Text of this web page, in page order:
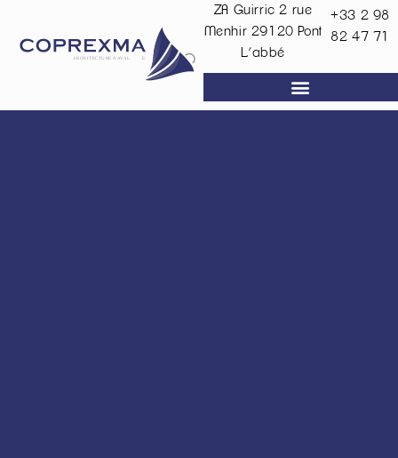
ZA Guirric 2 rue
Menhir 29120 Pont
L’abbé
+33 2 98
82 47 71